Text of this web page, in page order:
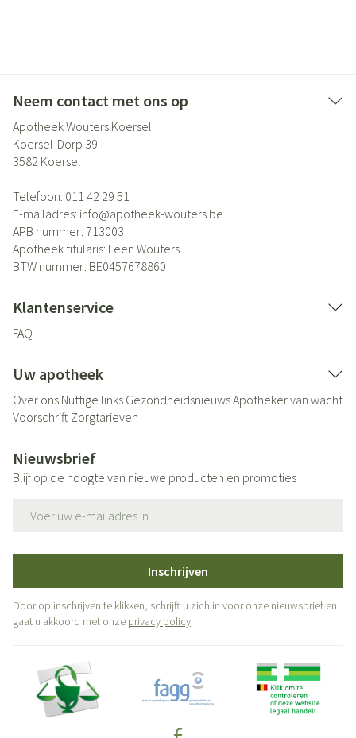
Neem contact met ons op
Apotheek Wouters Koersel
Koersel-Dorp 39
3582 Koersel
Telefoon: 011 42 29 51
E-mailadres: info@apotheek-wouters.be
APB nummer: 713003
Apotheek titularis: Leen Wouters
BTW nummer: BE0457678860
Klantenservice
FAQ
Uw apotheek
Over ons Nuttige links GezondheidsnieuwsApotheker van wacht
Voorschrift Zorgtarieven
Nieuwsbrief
Blijf op de hoogte van nieuwe producten en promoties
Inschrijven
Door op inschrijven te klikken, schrijft u zich in voor onze nieuwsbrief en
gaat u akkoord met onze privacy policy.